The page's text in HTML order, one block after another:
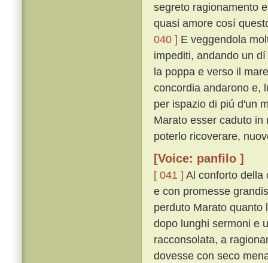
segreto ragionamento
quasi amore cosí
040 ] E veggendola
impediti, andando un
la poppa e verso il
concordia andarono e,
per ispazio di piú d'un
Marato esser caduto
poterlo ricoverare,
[Voice: panfilo ]
[ 041 ] Al conforto della
e con promesse
perduto Marato quanto
dopo lunghi sermoni e
racconsolata, a
dovesse con seco